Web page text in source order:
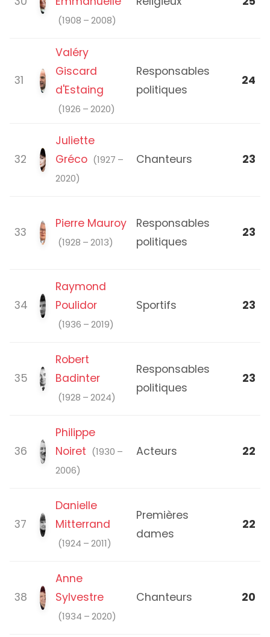
(1908 – 2008)
31
Valéry
Giscard
d'Estaing
(1926 – 2020)
Responsables
politiques
24
32
Juliette
Gréco (1927 –
2020)
Chanteurs 23
33
Pierre Mauroy
(1928 – 2013)
Responsables
politiques
23
34
Raymond
Poulidor
(1936 – 2019)
Sportifs 23
35
Robert
Badinter
(1928 – 2024)
Responsables
politiques
23
36
Philippe
Noiret (1930 –
2006)
Acteurs 22
37
Danielle
Mitterrand
(1924 – 2011)
Premières
dames
22
38
Anne
Sylvestre
(1934 – 2020)
Chanteurs 20